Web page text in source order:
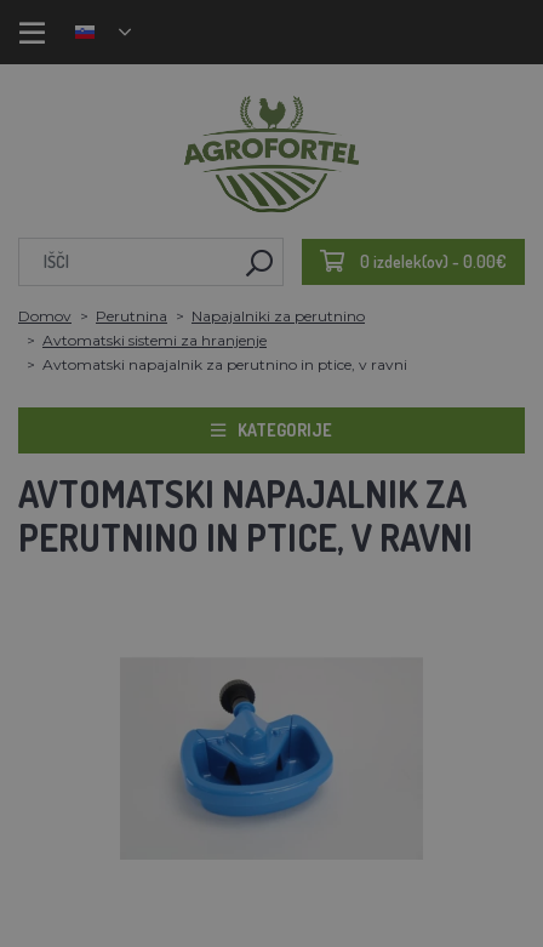
0 izdelek(ov) - 0.00€
Domov Perutnina
Napajalniki za perutnino
Avtomatski sistemi za hranjenje
Avtomatski napajalnik za perutnino in ptice, v ravni
KATEGORIJE
AVTOMATSKI NAPAJALNIK ZA
PERUTNINO IN PTICE, V RAVNI